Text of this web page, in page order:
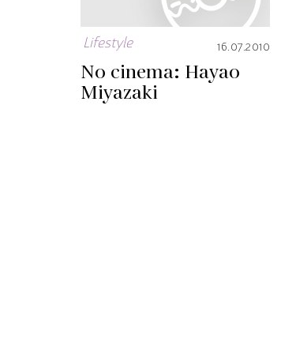
Lifestyle 16.07.2010
No cinema: Hayao
Miyazaki